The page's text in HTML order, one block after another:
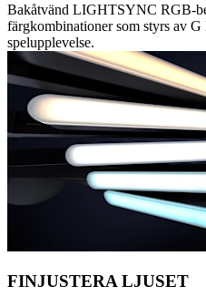
Bakåtvänd LIGHTSYNC RGB-
färgkombinationer som styrs av
spelupplevelse.
FINJUSTERA LJUSET